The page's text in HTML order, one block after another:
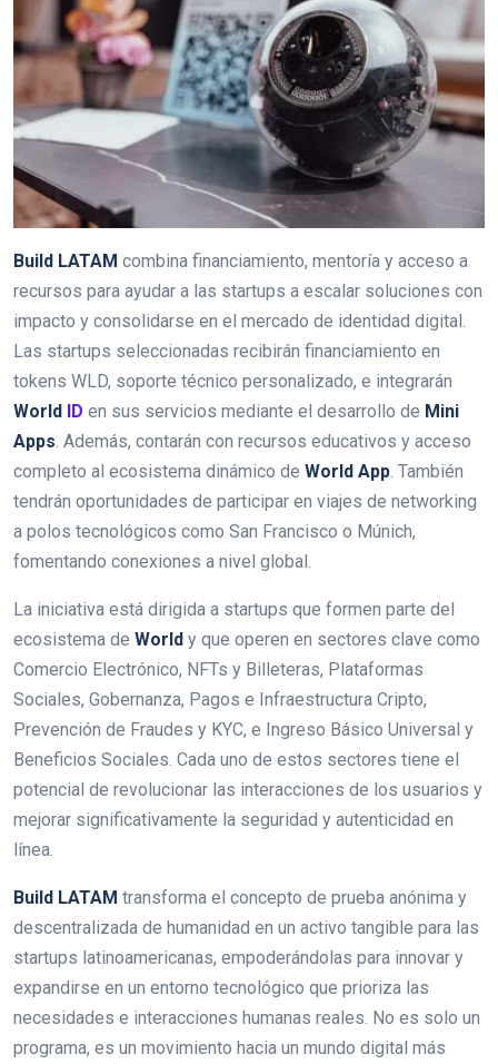
Build LATAM combina financiamiento, mentoría y acceso a
recursos para ayudar a las startups a escalar soluciones con
impacto y consolidarse en el mercado de identidad digital.
Las startups seleccionadas recibirán financiamiento en
tokens WLD, soporte técnico personalizado, e integrarán
World
ID en sus servicios mediante el desarrollo de Mini
Apps. Además, contarán con recursos educativos y acceso
completo al ecosistema dinámico de World App. También
tendrán oportunidades de participar en viajes de networking
a polos tecnológicos como San Francisco o Múnich,
fomentando conexiones a nivel global.
La iniciativa está dirigida a startups que formen parte del
ecosistema de World y que operen en sectores clave como
Comercio Electrónico, NFTs y Billeteras, Plataformas
Sociales, Gobernanza, Pagos e Infraestructura Cripto,
Prevención de Fraudes y KYC, e Ingreso Básico Universal y
Beneficios Sociales. Cada uno de estos sectores tiene el
potencial de revolucionar las interacciones de los usuarios y
mejorar significativamente la seguridad y autenticidad en
línea.
Build LATAM transforma el concepto de prueba anónima y
descentralizada de humanidad en un activo tangible para las
startups latinoamericanas, empoderándolas para innovar y
expandirse en un entorno tecnológico que prioriza las
necesidades e interacciones humanas reales. No es solo un
programa, es un movimiento hacia un mundo digital más